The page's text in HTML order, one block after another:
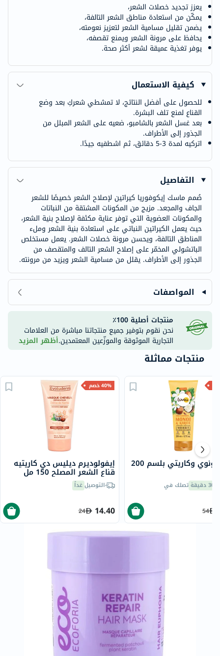
يعزز تجديد خصلات الشعر،
يمكّن من استعادة مناطق الشعر التالفة،
يضمن تقليل مسامية الشعر لتعزيز نعومته،
يحافظ على مرونة الشعر ويمنع تقصفه،
يوفر تغذية عميقة لشعر أكثر صحة.
كيفية الاستعمال
للحصول على أفضل النتائج، لا تمشطي شعركِ بعد وضع
القناع لمنع تلف البشرة.
بعد غسل الشعر بالشامبو، ضعيه على الشعر المبلل من
الجذور إلى الأطراف.
اتركيه لمدة 3-5 دقائق، ثم اشطفيه جيدًا.
التفاصيل
صُمم ماسك إيكوفوريا كيراتين لإصلاح الشعر خصيصًا للشعر
الجاف والمجعد. مزيج من المكونات المشتقة من النباتات
والمكونات العضوية التي توفر عناية مكثفة لإصلاح بنية الشعر،
حيث يعمل الكيراتين النباتي على استعادة بنية الشعر وملء
المناطق التالفة، ويحسن مرونة خصلات الشعر. يعمل مستخلص
الباتشولي المخمّر على إصلاح الشعر التالف والمتقصف من
الجذور إلى الأطراف. يقلل من مسامية الشعر ويزيد من مرونته.
المواصفات
منتجات أصلية 100٪
نحن نقوم بتوفير جميع منتجاتنا مباشرة من العلامات
التجارية الموثوقة والموزّعين المعتمدين.أظهر المزيد
منتجات مماثلة
40% خصم
إيفولوديرم ديليس دي كاريتيه
قناع الشعر المصلح 150 مل
التوصيل غداً
14.40
24
لوفيا مونوي وكاريتي بلسم 200
30 دقيقة تصلك في
54